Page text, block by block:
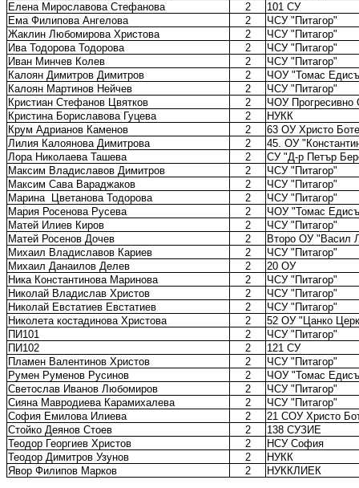
Елена Мирославова Стефанова
2
101 СУ
Ема Филипова Ангелова
2
ЧСУ "Питагор"
Жаклин Любомирова Христова
2
ЧСУ "Питагор"
Ива Тодорова Тодорова
2
ЧСУ "Питагор"
Иван Минчев Колев
2
ЧСУ "Питагор"
Калоян Димитров Димитров
2
ЧОУ "Томас
Калоян Мартинов Нейчев
2
ЧСУ "Питагор"
Кристиан Стефанов Цвятков
2
ЧОУ Прогресивно
Кристина Бориславова Гуцева
2
НУКК
Крум Адрианов Каменов
2
63 ОУ Христо
Лилия Калоянова Димитрова
2
45. ОУ
Лора Николаева Ташева
2
СУ "Д-р Петър
Максим Владиславов Димитров
2
ЧСУ "Питагор"
Максим Сава Вараджаков
2
ЧСУ "Питагор"
Марина
Цветанова Тодорова 2
ЧСУ "Питагор"
Мария Росенова Русева
2
ЧОУ "Томас
Матей Илиев Киров
2
ЧСУ "Питагор"
Матей Росенов Дочев
2
Второ ОУ "Васил
Михаил Владиславов Кариев
2
ЧСУ "Питагор"
Михаил Данаилов Делев
2
20 ОУ
Ника Константинова Маринова
2
ЧСУ "Питагор"
Николай Владислав Христов
2
ЧСУ "Питагор"
Николай Евстатиев Евстатиев
2
ЧСУ "Питагор"
Николета костадинова Христова
2
52 ОУ "Цанко
ПИ101
2
ЧСУ "Питагор"
ПИ102
2
121 СУ
Пламен Валентинов Христов
2
ЧСУ "Питагор"
Румен Руменов Русинов
2
ЧОУ "Томас
Светослав Иванов Любомиров
2
ЧСУ "Питагор"
Сияна Мавродиева Карамихалева
2
ЧСУ "Питагор"
София Емилова Илиева
2
21 СОУ Христо
Стойко Деянов Стоев
2
138 СУЗИЕ
Теодор Георгиев Христов
2
НСУ София
Теодор Димитров Узунов
2
НУКК
Явор Филипов Марков
2 НУККЛИЕК